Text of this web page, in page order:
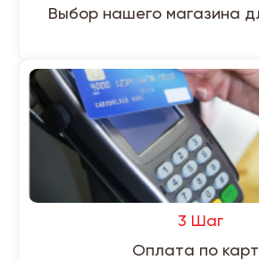
Выбор нашего магазина
3 Шаг
Оплата по